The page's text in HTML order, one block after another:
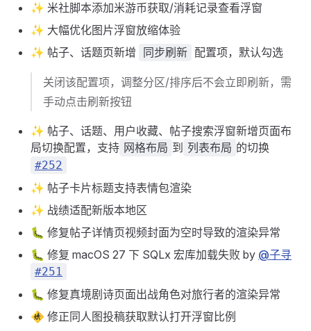
✨ 米社脚本添加米游币获取/消耗记录查看浮窗
✨ 大幅优化图片浮窗放缩体验
✨ 帖子、话题页新增
同步刷新 配置项，默认勾选
关闭该配置项，调整分区/排序后不会立即刷新，需
手动点击刷新按钮
✨ 帖子、话题、用户收藏、帖子搜索浮窗新增页面布
局切换配置，支持 网格布局 到 列表布局 的切换
#252
✨ 帖子卡片标题支持表情包渲染
✨ 战绩适配新版本地区
🐛 修复帖子详情页视频封面为空时导致的渲染异常
🐛 修复 macOS 27 下 SQLx 宏库加载失败 by @子寻
#251
🐛 修复真境剧诗页面出战角色对旅行者的渲染异常
🚸 修正同人图投稿获取默认打开浮窗比例